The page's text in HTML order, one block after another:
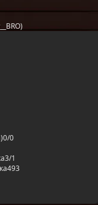
0/0
3/1
493